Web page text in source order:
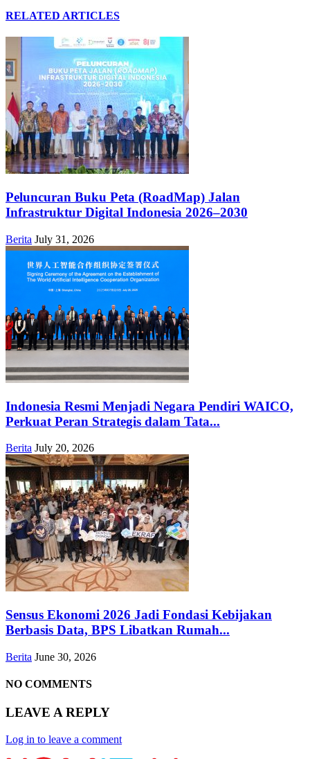
RELATED ARTICLES
Peluncuran Buku Peta (RoadMap) Jalan
Infrastruktur Digital Indonesia 2026–2030
Berita July 31, 2026
Indonesia Resmi Menjadi Negara Pendiri WAICO,
Perkuat Peran Strategis dalam Tata...
Berita July 20, 2026
Sensus Ekonomi 2026 Jadi Fondasi Kebijakan
Berbasis Data, BPS Libatkan Rumah...
Berita June 30, 2026
NO COMMENTS
LEAVE A REPLY
Log in to leave a comment